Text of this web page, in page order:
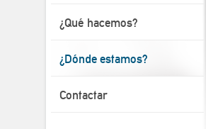
¿Qué hacemos?
¿Dónde estamos?
Contactar